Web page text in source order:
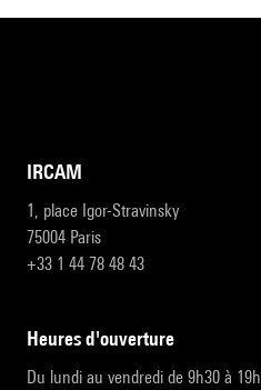
IRCAM
1, place Igor-Stravinsky
75004 Paris
+33 1 44 78 48 43
heures d'ouverture
Du lundi au vendredi de 9h30 à 19h